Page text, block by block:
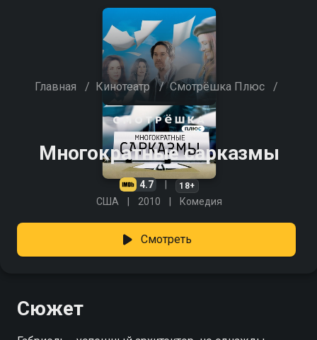
Главная / Кинотеатр / Смотрёшка Плюс /
Многократные сарказмы
4.7 18+
США 2010 Комедия
Смотреть
Сюжет